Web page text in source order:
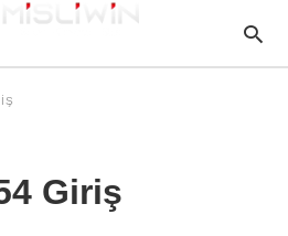
Giriş